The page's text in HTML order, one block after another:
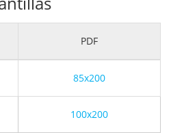
PDF
85x200
100x200